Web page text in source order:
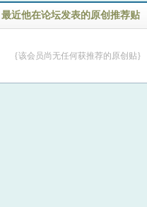
最近他在论坛发表的原创推荐贴
{该会员尚无任何获推荐的原创贴}